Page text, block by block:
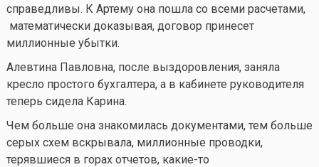
справедливы. К Артему она пошла со всеми расчетами,
математически доказывая, договор принесет
миллионные убытки.
Алевтина Павловна, после выздоровления, заняла
кресло простого бухгалтера, а в кабинете руководителя
теперь сидела Карина.
Чем больше она знакомилась документами, тем больше
серых схем вскрывала, миллионные проводки,
терявшиеся в горах отчетов, какие-то